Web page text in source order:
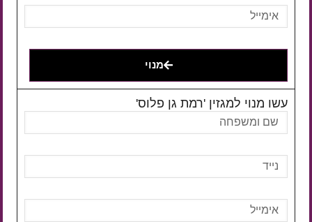
מנוי
עשו מנוי למגזין 'רמת גן פלוס'